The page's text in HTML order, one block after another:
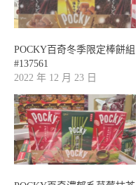
POCKY百奇冬季限定棒餅組
#137561
2022 年 12 月 23 日